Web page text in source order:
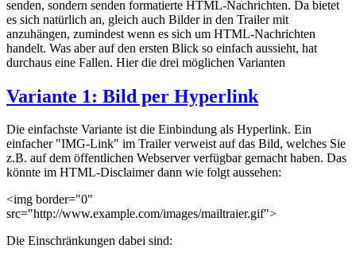
senden, sondern senden formatierte HTML-Nachrichten. Da bietet
es sich natürlich an, gleich auch Bilder in den Trailer mit
anzuhängen, zumindest wenn es sich um HTML-Nachrichten
handelt. Was aber auf den ersten Blick so einfach aussieht, hat
durchaus eine Fallen. Hier die drei möglichen Varianten
Variante 1: Bild per Hyperlink
Die einfachste Variante ist die Einbindung als Hyperlink. Ein
einfacher "IMG-Link" im Trailer verweist auf das Bild, welches Sie
z.B. auf dem öffentlichen Webserver verfügbar gemacht haben. Das
könnte im HTML-Disclaimer dann wie folgt aussehen:
<img border="0"
src="http://www.example.com/images/mailtraier.gif">
Die Einschränkungen dabei sind: